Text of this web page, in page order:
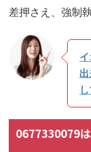
差押さえ、強制
0677330079